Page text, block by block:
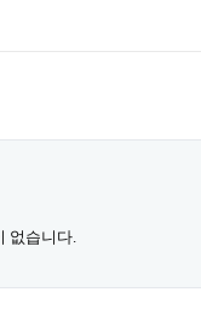
없습니다.